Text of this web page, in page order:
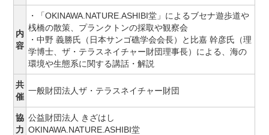
内
容
・「OKINAWA.NATURE.ASHIBI堂」によるブセナ遊歩道や
桟橋の散策、プランクトンの採取や観察会
・中野 義勝氏（日本サンゴ礁学会会長）と比嘉 幹彦氏（理
学博士、ザ・テラスネイチャー財団理事長）による、海の
環境や生態系に関する講話・解説
共
催
一般財団法人ザ・テラスネイチャー財団
協
力
公益財団法人 きざはし
OKINAWA.NATURE.ASHIBI堂